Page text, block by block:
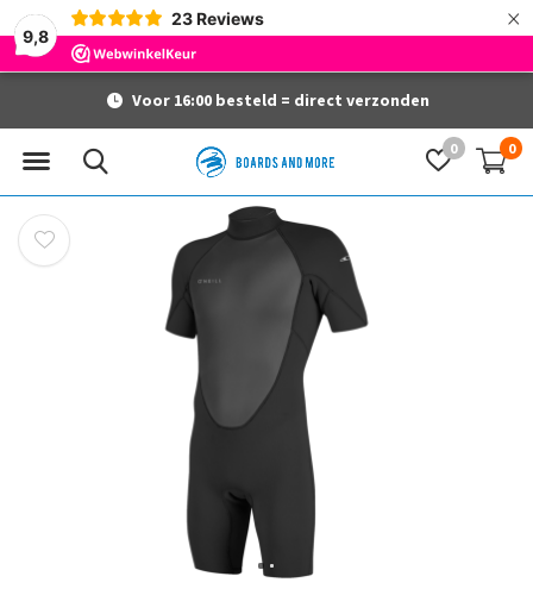
9,8
23 Reviews ×
0 0
Voor 16:00 besteld = direct verzonden